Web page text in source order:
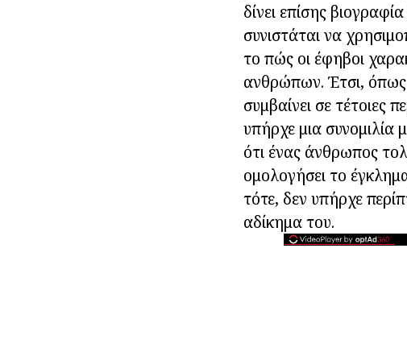
δίνει επίσης
συνιστάται να
το πώς οι έφηβοι
ανθρώπων. Έτσι, όπως
συμβαίνει σε τέτοιες
υπήρχε μια συνομιλία
ότι ένας άνθρωπος
ομολογήσει το
τότε, δεν υπήρχε
αδίκημα του.